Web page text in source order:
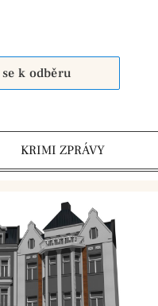
k odběru
KRIMI ZPRÁVY